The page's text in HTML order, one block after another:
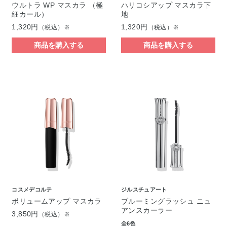
ウルトラ WP マスカラ （極
細カール）
1,320円
（税込）※
商品を購入する
ハリコシアップ マスカラ下
地
1,320円
（税込）※
商品を購入する
コスメデコルテ
ボリュームアップ マスカラ
3,850円
（税込）※
ジルスチュアート
ブルーミングラッシュ ニュ
アンスカーラー
全6色